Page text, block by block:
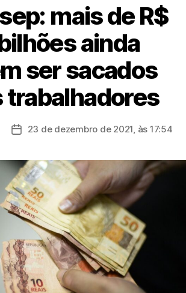
mais de R$
ainda
ser sacados
trabalhadores
Data23 de dezembro de 2021, às 17:54